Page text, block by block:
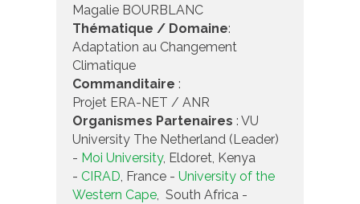
Magalie BOURBLANC
Thématique / Domaine:
Adaptation au Changement
Climatique
Commanditaire :
Projet ERA-NET / ANR
Organismes Partenaires : VU
University The Netherland (Leader)
- Moi University, Eldoret, Kenya
- CIRAD, France - University of the
Western Cape, South Africa -